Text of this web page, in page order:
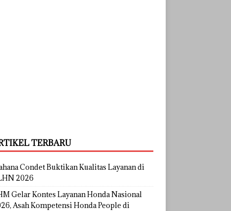
TERBARU
Condet Buktikan Kualitas Layanan di
2026
Gelar Kontes Layanan Honda Nasional
Asah Kompetensi Honda People di